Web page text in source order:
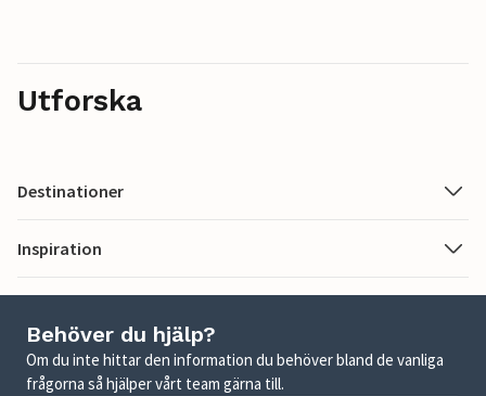
Utforska
Destinationer
Inspiration
Behöver du hjälp?
Om du inte hittar den information du behöver bland de vanliga
frågorna så hjälper vårt team gärna till.